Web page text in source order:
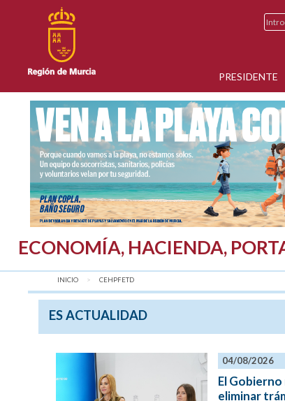
PRESIDENTE
ECONOMÍA, HACIENDA,
INICIO AQUÍ:
CEHPFETD
ES ACTUALIDAD
04/08/2026
El
eliminar